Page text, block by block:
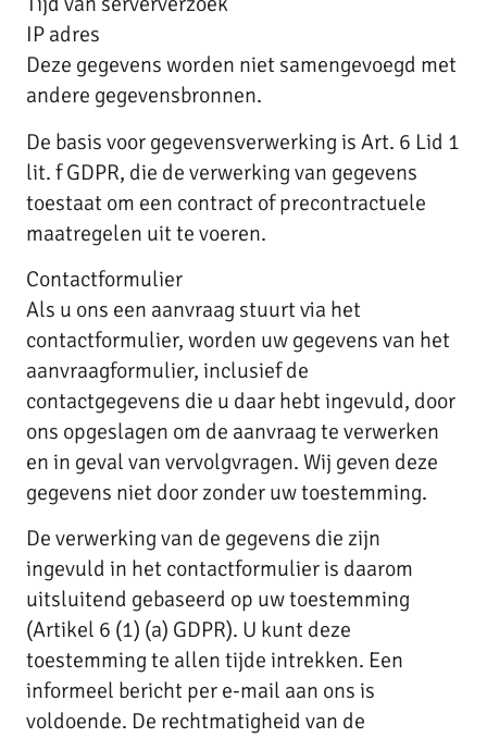
IP adres
Deze gegevens worden niet samengevoegd met
andere gegevensbronnen.
De basis voor gegevensverwerking is Art. 6 Lid 1
lit. f GDPR, die de verwerking van gegevens
toestaat om een contract of precontractuele
maatregelen uit te voeren.
Contactformulier
Als u ons een aanvraag stuurt via het
contactformulier, worden uw gegevens van het
aanvraagformulier, inclusief de
contactgegevens die u daar hebt ingevuld, door
ons opgeslagen om de aanvraag te verwerken
en in geval van vervolgvragen. Wij geven deze
gegevens niet door zonder uw toestemming.
De verwerking van de gegevens die zijn
ingevuld in het contactformulier is daarom
uitsluitend gebaseerd op uw toestemming
(Artikel 6 (1) (a) GDPR). U kunt deze
toestemming te allen tijde intrekken. Een
informeel bericht per e-mail aan ons is
voldoende. De rechtmatigheid van de